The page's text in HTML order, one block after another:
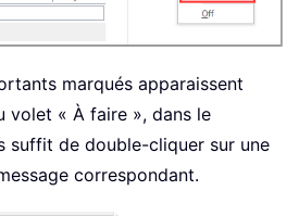
marqués apparaissent
volet « À faire », dans le
suffit de double-cliquer sur une
correspondant.